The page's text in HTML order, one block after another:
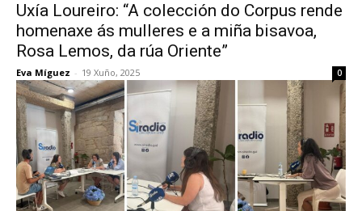
Uxía Loureiro: “A colección do Corpus rende
homenaxe ás mulleres e a miña bisavoa,
Rosa Lemos, da rúa Oriente”
Eva Míguez - 19 Xuño, 2025 0